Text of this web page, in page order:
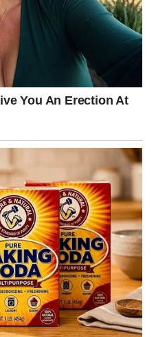
ili druženje jer
koja će imati veliki značaj
mnogo više pažnje
pomoći će vam da
učvrstite vaš odnos.
planove, opuštanje i lijepe